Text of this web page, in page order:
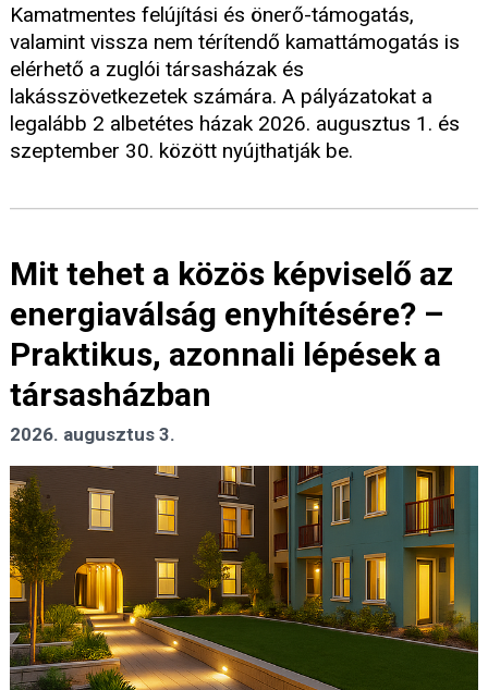
Kamatmentes felújítási és önerő-támogatás,
valamint vissza nem térítendő kamattámogatás is
elérhető a zuglói társasházak és
lakásszövetkezetek számára. A pályázatokat a
legalább 2 albetétes házak 2026. augusztus 1. és
szeptember 30. között nyújthatják be.
Mit tehet a közös képviselő az
energiaválság enyhítésére? –
Praktikus, azonnali lépések a
társasházban
2026. augusztus 3.